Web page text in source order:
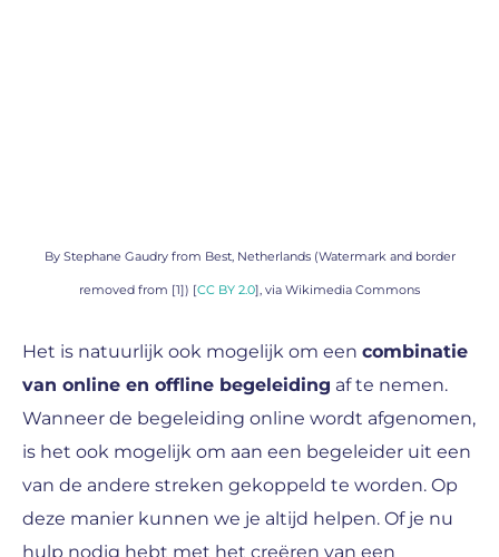
By Stephane Gaudry from Best, Netherlands (Watermark and border
removed from [1]) [CC BY 2.0], via Wikimedia Commons
Het is natuurlijk ook mogelijk om een combinatie
van online en offline begeleiding af te nemen.
Wanneer de begeleiding online wordt afgenomen,
is het ook mogelijk om aan een begeleider uit een
van de andere streken gekoppeld te worden. Op
deze manier kunnen we je altijd helpen. Of je nu
hulp nodig hebt met het creëren van een